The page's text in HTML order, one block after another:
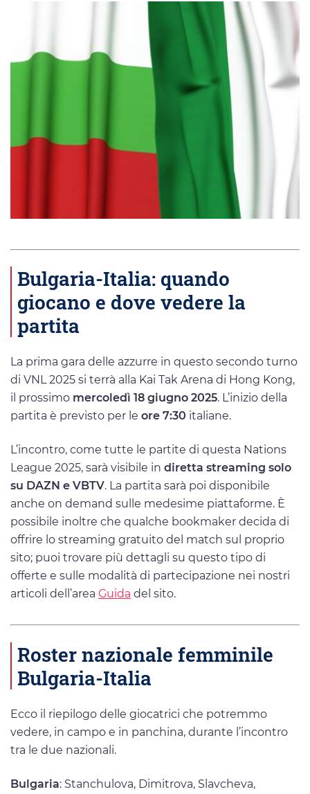
Bulgaria-Italia: quando
giocano e dove vedere la
partita
La prima gara delle azzurre in questo secondo turno
di VNL 2025 si terrà alla Kai Tak Arena di Hong Kong,
il prossimo mercoledì 18 giugno 2025. L’inizio della
partita è previsto per le ore 7:30 italiane.
L’incontro, come tutte le partite di questa Nations
League 2025, sarà visibile in diretta streaming solo
su DAZN e VBTV. La partita sarà poi disponibile
anche on demand sulle medesime piattaforme. È
possibile inoltre che qualche bookmaker decida di
offrire lo streaming gratuito del match sul proprio
sito; puoi trovare più dettagli su questo tipo di
offerte e sulle modalità di partecipazione nei nostri
articoli dell’area Guida del sito.
Roster nazionale femminile
Bulgaria-Italia
Ecco il riepilogo delle giocatrici che potremmo
vedere, in campo e in panchina, durante l’incontro
tra le due nazionali.
Bulgaria: Stanchulova, Dimitrova, Slavcheva,